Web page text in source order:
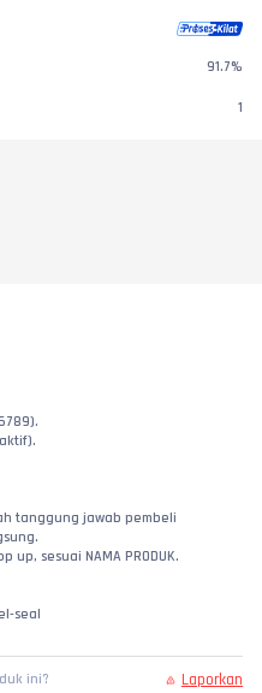
91.7%
1
tanggung jawab pembeli
sesuai NAMA PRODUK.
seal
ini? Laporkan